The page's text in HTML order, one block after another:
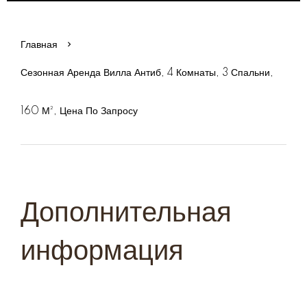
Главная
Сезонная Аренда Вилла Антиб, 4 Комнаты, 3 Спальни,
160 М², Цена По Запросу
Дополнительная
информация